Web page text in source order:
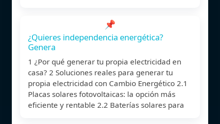
📌
¿Quieres independencia energética?
Genera
1 ¿Por qué generar tu propia electricidad en
casa? 2 Soluciones reales para generar tu
propia electricidad con Cambio Energético 2.1
Placas solares fotovoltaicas: la opción más
eficiente y rentable 2.2 Baterías solares para